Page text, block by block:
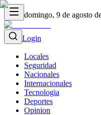
domingo, 9 de agosto
Login
Locales
Seguridad
Nacionales
Internacionales
Tecnologia
Deportes
Opinion